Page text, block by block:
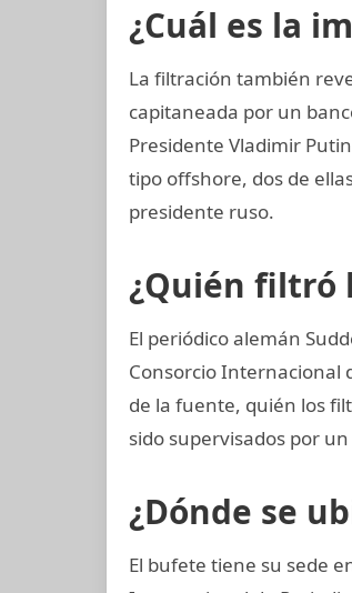
¿Cuál es la
La filtración también
capitaneada por un
Presidente Vladimir
tipo offshore, dos de
presidente ruso.
¿Quién filtró
El periódico alemán
Consorcio Internacional
de la fuente, quién los
sido supervisados por
¿Dónde se
El bufete tiene su sede